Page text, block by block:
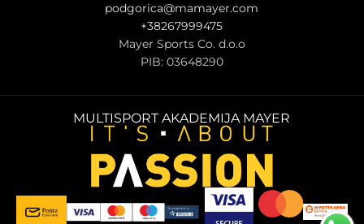
podgorica@mamayer.com
+38267999475
Mayer Sports Co. d.o.o
PIB: 03648290
MULTISPORT AKADEMIJA MAYER